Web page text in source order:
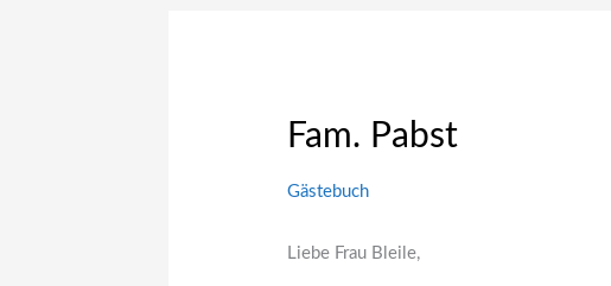
Fam. Pabst
Gästebuch
Liebe Frau Bleile,